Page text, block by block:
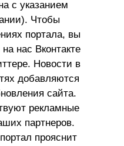
с указанием
Чтобы
портала, вы
нас Вконтакте
Новости в
добавляются
сайта.
рекламные
партнеров.
прояснит